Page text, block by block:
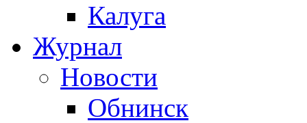
Калуга
Журнал
Новости
Обнинск